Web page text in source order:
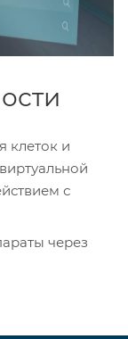
клеток и
с
через